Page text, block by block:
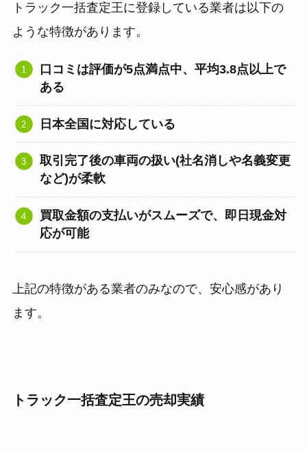
トラック一括査定王に登録している業者は以下の
ような特徴があります。
口コミは評価が5点満点中、平均3.8点以上で
ある
日本全国に対応している
取引完了後の車両の扱い(社名消しや名義変更
など)が柔軟
買取金額の支払いがスムーズで、即日現金対
応が可能
上記の特徴がある業者のみなので、安心感があり
ます。
トラック一括査定王の売却実績